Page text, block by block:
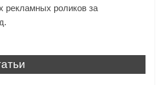
рекламных роликов за